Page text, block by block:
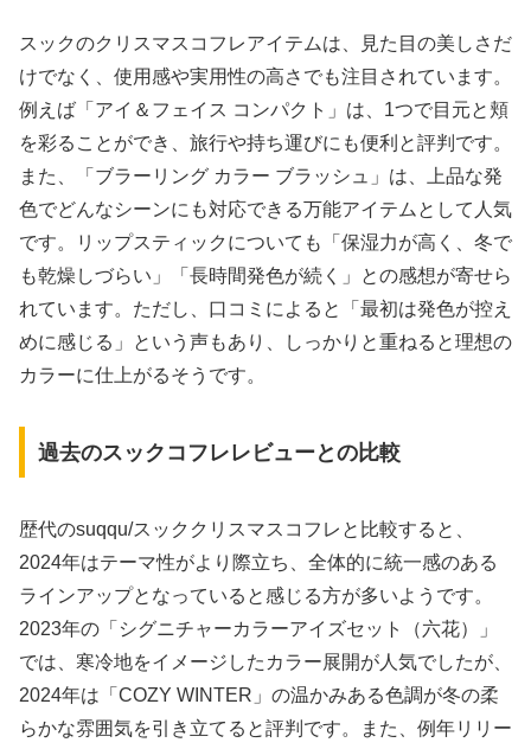
スックのクリスマスコフレアイテムは、見た目の美しさだ
けでなく、使用感や実用性の高さでも注目されています。
例えば「アイ＆フェイス コンパクト」は、1つで目元と頬
を彩ることができ、旅行や持ち運びにも便利と評判です。
また、「ブラーリング カラー ブラッシュ」は、上品な発
色でどんなシーンにも対応できる万能アイテムとして人気
です。リップスティックについても「保湿力が高く、冬で
も乾燥しづらい」「長時間発色が続く」との感想が寄せら
れています。ただし、口コミによると「最初は発色が控え
めに感じる」という声もあり、しっかりと重ねると理想の
カラーに仕上がるそうです。
過去のスックコフレレビューとの比較
歴代のsuqqu/スッククリスマスコフレと比較すると、
2024年はテーマ性がより際立ち、全体的に統一感のある
ラインアップとなっていると感じる方が多いようです。
2023年の「シグニチャーカラーアイズセット（六花）」
では、寒冷地をイメージしたカラー展開が人気でしたが、
2024年は「COZY WINTER」の温かみある色調が冬の柔
らかな雰囲気を引き立てると評判です。また、例年リリー